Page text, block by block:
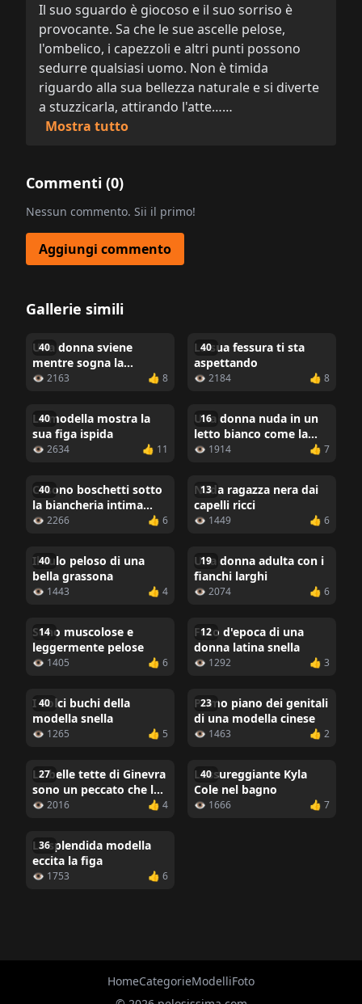
Il suo sguardo è giocoso e il suo sorriso è
provocante. Sa che le sue ascelle pelose,
l'ombelico, i capezzoli e altri punti possono
sedurre qualsiasi uomo. Non è timida
riguardo alla sua bellezza naturale e si diverte
a stuzzicarla, attirando l'atte……
Mostra tutto
Commenti (0)
Nessun commento. Sii il primo!
Aggiungi commento
Gallerie simili
40
Una donna sviene
mentre sogna la
penetrazione del pene
👁 2163 👍 8
40
La sua fessura ti sta
aspettando
👁 2184 👍 8
40
La modella mostra la
sua figa ispida
👁 2634 👍 11
16
Una donna nuda in un
letto bianco come la
neve
👁 1914 👍 7
40
Ci sono boschetti sotto
la biancheria intima
rosa
👁 2266 👍 6
13
Nuda ragazza nera dai
capelli ricci
👁 1449 👍 6
40
Il culo peloso di una
bella grassona
👁 1443 👍 4
19
Una donna adulta con i
fianchi larghi
👁 2074 👍 6
14
Sono muscolose e
leggermente pelose
👁 1405 👍 6
12
Foto d'epoca di una
donna latina snella
👁 1292 👍 3
40
I dolci buchi della
modella snella
👁 1265 👍 5
23
Primo piano dei genitali
di una modella cinese
👁 1463 👍 2
27
Le belle tette di Ginevra
sono un peccato che la
figa non sia visibile
👁 2016 👍 4
40
Lussureggiante Kyla
Cole nel bagno
👁 1666 👍 7
36
La splendida modella
eccita la figa
👁 1753 👍 6
HomeCategorieModelliFoto